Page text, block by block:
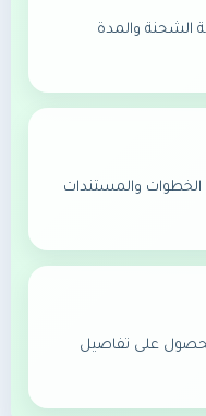
والمدة
والمستندات
على تفاصيل